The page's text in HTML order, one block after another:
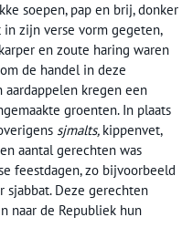
soepen, pap en brij, donker
zijn verse vorm gegeten,
en zoute haring waren
de handel in deze
aardappelen kregen een
groenten. In plaats
sjmalts, kippenvet,
aantal gerechten was
feestdagen, zo bijvoorbeeld
sjabbat. Deze gerechten
naar de Republiek hun